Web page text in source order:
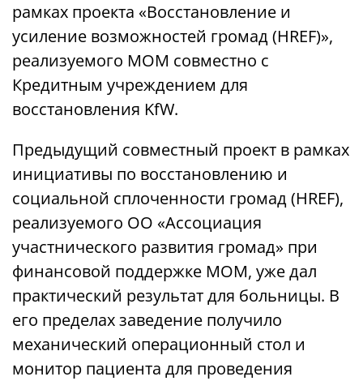
рамках проекта «Восстановление и
усиление возможностей громад (HREF)»,
реализуемого МОМ совместно с
Кредитным учреждением для
восстановления KfW.
Предыдущий совместный проект в рамках
инициативы по восстановлению и
социальной сплоченности громад (HREF),
реализуемого ОО «Ассоциация
участнического развития громад» при
финансовой поддержке МОМ, уже дал
практический результат для больницы. В
его пределах заведение получило
механический операционный стол и
монитор пациента для проведения